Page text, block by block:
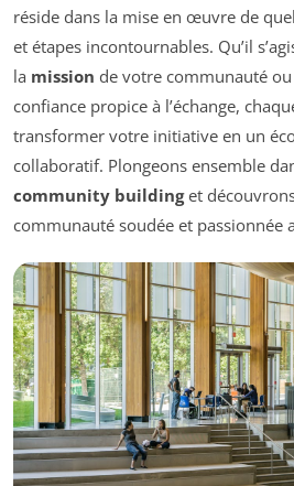
réside dans la mise en œuvre de
et étapes incontournables. Qu’il
la mission de votre communauté
confiance propice à l’échange,
transformer votre initiative en un
collaboratif. Plongeons ensemble
community buildinget
communauté soudée et passionnée